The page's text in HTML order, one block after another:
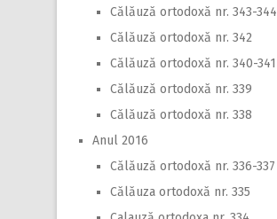
Călăuză ortodoxă nr. 343-344
Călăuză ortodoxă nr. 342
Călăuză ortodoxă nr. 340-341
Călăuză ortodoxă nr. 339
Călăuză ortodoxă nr. 338
Anul 2016
Călăuză ortodoxă nr. 336-337
Călăuza ortodoxă nr. 335